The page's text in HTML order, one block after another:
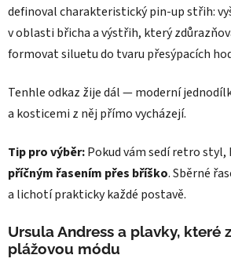
definoval charakteristický pin-up střih:
v oblasti břicha a výstřih, který
formovat siluetu do tvaru přesýpacích
Tenhle odkaz žije dál — moderní
a kosticemi z něj přímo vycházejí.
Tip pro výběr:Pokud vám sedí retro
příčným řasením přes bříško. Sběrné
a lichotí prakticky každé postavě.
Ursula Andress a plavky, které
plážovou módu